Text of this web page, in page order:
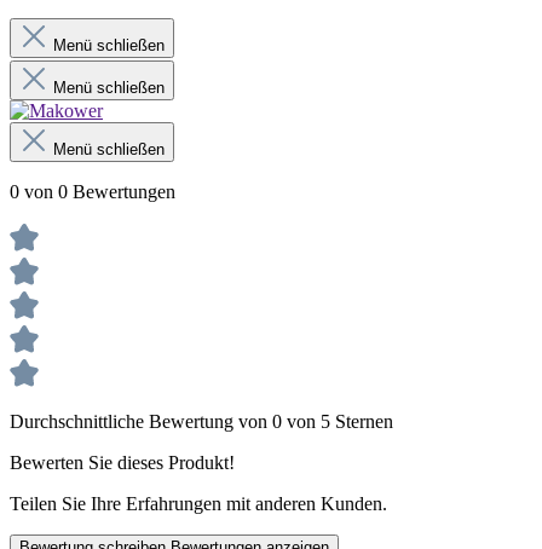
Menü schließen
Menü schließen
Menü schließen
0 von 0 Bewertungen
Durchschnittliche Bewertung von 0 von 5 Sternen
Bewerten Sie dieses Produkt!
Teilen Sie Ihre Erfahrungen mit anderen Kunden.